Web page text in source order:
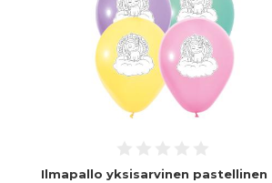
Ilmapallo yksisarvinen pastellinen